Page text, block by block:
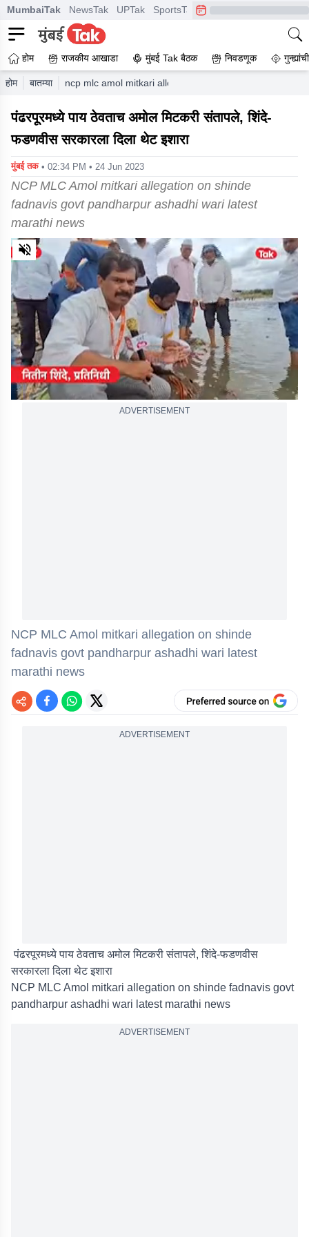
MumbaiTak NewsTak UPTak SportsTak CrimeTak
होम राजकीय आखाडा मुंबई Tak बैठक निवडणूक
होम बातम्या ncp mlc amol mitkari allegation on shinde fadnavis
पंढरपूरमध्ये पाय ठेवताच अमोल मिटकरी संतापले, शिंदे-
फडणवीस सरकारला दिला थेट इशारा
मुंबई तक • 02:34 PM • 24 Jun 2023
NCP MLC Amol mitkari allegation on shinde
fadnavis govt pandharpur ashadhi wari latest
marathi news
0
of
3
minutes,
51
seconds
ADVERTISEMENT
NCP MLC Amol mitkari allegation on shinde
fadnavis govt pandharpur ashadhi wari latest
marathi news
ADVERTISEMENT
पंढरपूरमध्ये पाय ठेवताच अमोल मिटकरी संतापले, शिंदे-फडणवीस
सरकारला दिला थेट इशारा
NCP MLC Amol mitkari allegation on shinde fadnavis govt
pandharpur ashadhi wari latest marathi news
ADVERTISEMENT